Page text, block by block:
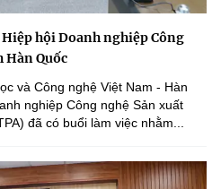
hội Doanh nghiệp Công
Hàn Quốc
và Công nghệ Việt Nam - Hàn
nghiệp Công nghệ Sản xuất
đã có buổi làm việc nhằm...